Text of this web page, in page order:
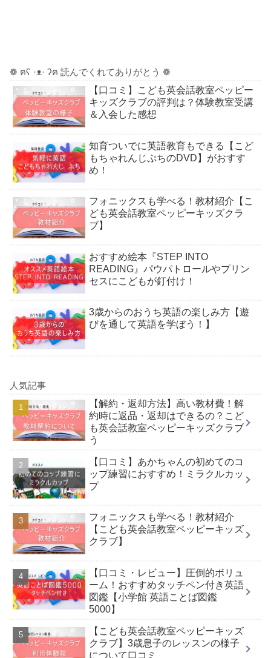
❁ ฅʕ ·ᴥ· ʔฅ 読んでくれてありがとう ❁
【口コミ】こども英会話教室ペッピー
キッズクラブの評判は？体験教室受講
＆入会した感想
知育ついでに英語教育もできる【こど
もちゃれんじぷちのDVD】がおすす
め！
フォニックスも学べる！教材紹介【こ
ども英会話教室ペッピーキッズクラ
ブ】
おすすめ絵本『STEP INTO
READING』パウパトロールやプリン
セスにこどもが釘付け！
3歳からのおうち英語の楽しみ方【遊
びを通して英語を学ぼう！】
人気記事
【解約・返却方法】高い教材費！解
約時に返品・返却はできるの？こど
も英会話教室ペッピーキッズクラブ
う
【口コミ】あかちゃんの初めてのコ
ップ練習におすすめ！ミラクルカッ
プ
フォニックスも学べる！教材紹介
【こども英会話教室ペッピーキッズ
クラブ】
【口コミ・レビュー】圧倒的ボリュ
ーム！おすすめタッチペン付き英語
図鑑【小学館 英語ことば図鑑
5000】
【こども英会話教室ペッピーキッズ
クラブ】3歳息子のレッスンの様子
について口コミ